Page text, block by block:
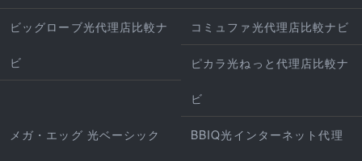
ビッグローブ光代理店比較ナ
ビ
コミュファ光代理店比較ナビ
ピカラ光ねっと代理店比較ナ
ビ
メガ・エッグ 光ベーシック BBIQ光インターネット代理